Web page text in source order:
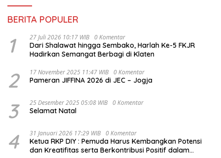
BERITA POPULER
1 27 Juli 2026 10:17 WIB 0 Komentar
Dari Shalawat hingga Sembako, Harlah Ke-5 FKJR
Hadirkan Semangat Berbagi di Klaten
2 17 November 2025 11:47 WIB 0 Komentar
Pameran JIFFINA 2026 di JEC – Jogja
3 25 Desember 2025 05:08 WIB 0 Komentar
Selamat Natal
4 31 Januari 2026 17:29 WIB 0 Komentar
Ketua RKP DIY : Pemuda Harus Kembangkan Potensi
dan Kreatifitas serta Berkontribusi Positif dalam